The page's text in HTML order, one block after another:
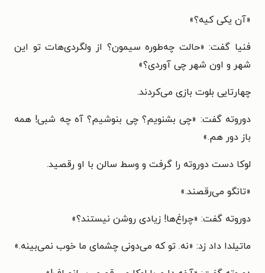
«آن یکی کیه؟»
فنیا گفت: «حالت چه‌طوره سیمون؟ از ولگردی‌هات تو این
شهر و اون شهر چی آوردی؟»
چهارتایی بلوت بازی می‌کردند.
دوروته گفت: «چی بشنویم؟ چی بنوشیم؟ آه چه شبی! همه
باز دور هم.»
لوکا دست دوروته را گرفت و وسط سالن با او رقصید.
«تانگو می‌رقصند.»
دوروته گفت: «چراغ‌ها! زیادی روشن نیستند؟»
ماتیلدا داد زد: «نه. تو که می‌دونی چشمای ما خوب نمی‌بینه.»